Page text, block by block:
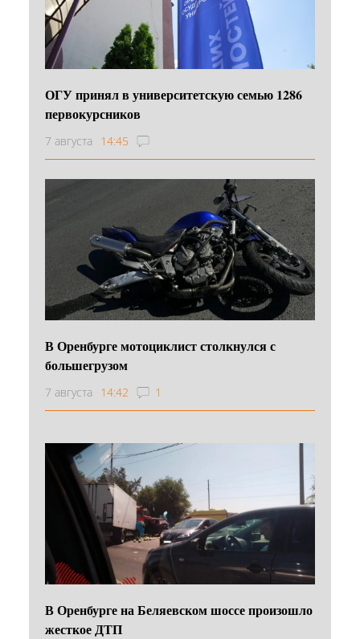
ОГУ принял в университетскую семью 1286
первокурсников
7 августа 14:45
В Оренбурге мотоциклист столкнулся с
большегрузом
7 августа 14:42 1
В Оренбурге на Беляевском шоссе произошло
жесткое ДТП